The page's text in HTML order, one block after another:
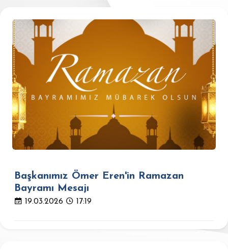
Başkanımız Ömer Eren'in Ramazan
Bayramı Mesajı
19.03.2026 17:19